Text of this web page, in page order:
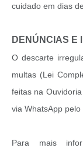
cuidado em dias
DENÚNCIAS E
O descarte
multas (Lei
feitas na
via WhatsApp
Para mais